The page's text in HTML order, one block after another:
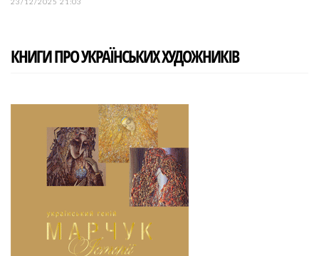
КНИГИ ПРО УКРАЇНСЬКИХ ХУДОЖНИКІВ